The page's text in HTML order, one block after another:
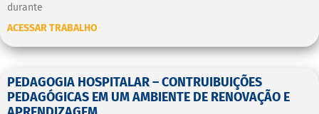
durante
ACESSAR TRABALHO
PEDAGOGIA HOSPITALAR – CONTRUIBUIÇÕES
PEDAGÓGICAS EM UM AMBIENTE DE RENOVAÇÃO E